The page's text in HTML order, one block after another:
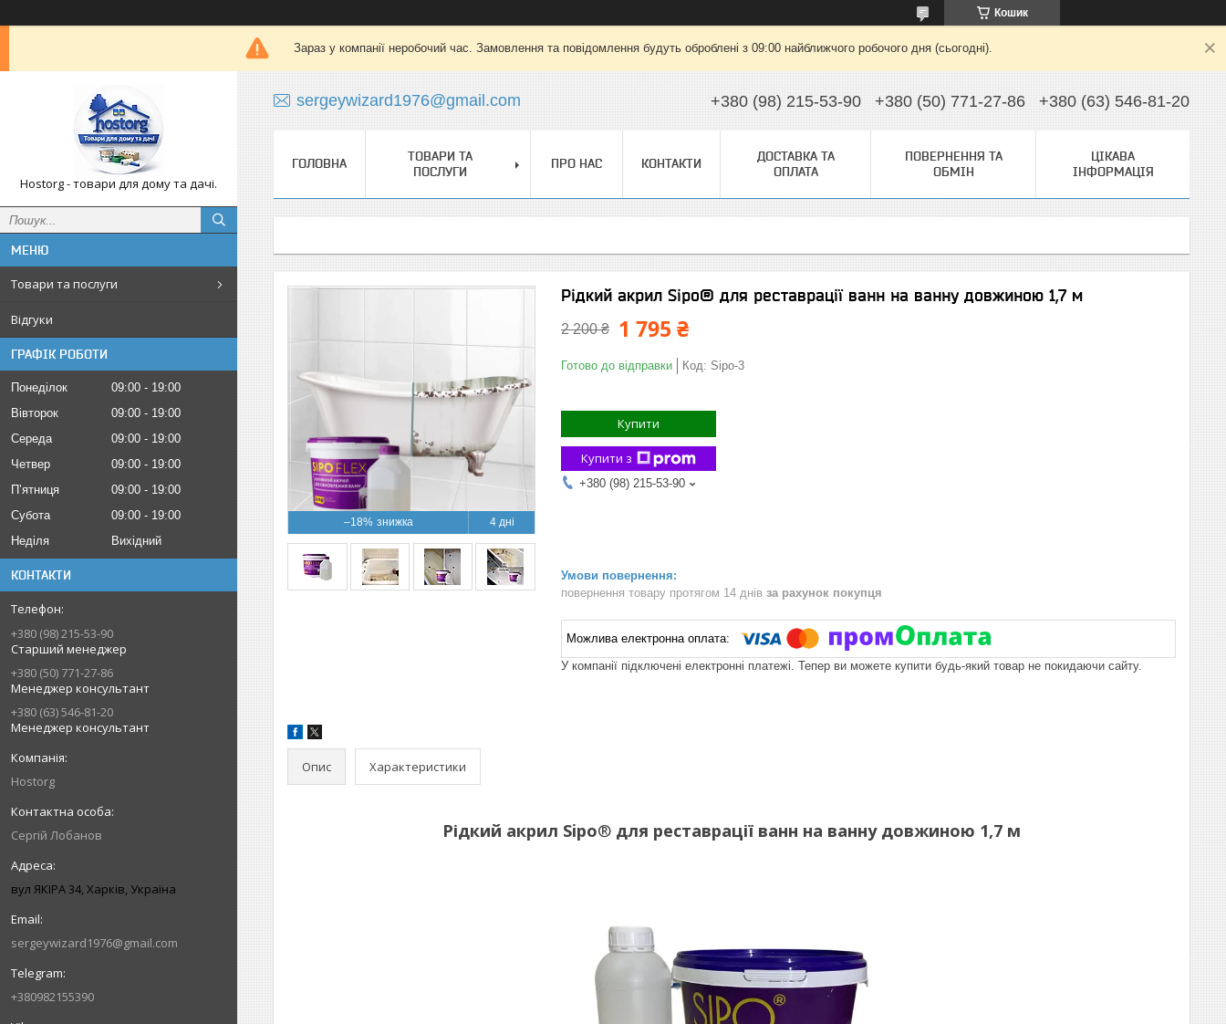
Кошик
Зараз у компанії неробочий час. Замовлення та повідомлення будуть оброблені з 09:00 найближчого робочого дня (сьогодні).
Hostorg - товари для дому та дачі.
Товари та послуги
Відгуки
ГРАФІК РОБОТИ
Понеділок 09:00
19:00
Вівторок
09:00
19:00
Середа
09:00
19:00
Четвер
09:00
19:00
Пʼятниця
09:00
19:00
Субота
09:00
19:00
Неділя
Вихідний
КОНТАКТИ
+380 (98) 215-53-90
Старший менеджер
+380 (50) 771-27-86
Менеджер консультант
+380 (63) 546-81-20
Менеджер консультант
Hostorg
Сергій Лобанов
вул ЯКІРА 34, Харків, Україна
sergeywizard1976@gmail.com
+380982155390
sergeywizard1976@gmail.com +380 (98) 215-53-90 +380 (50) 771-27-86 +380 (63) 546-81-20
ГОЛОВНА
ТОВАРИ ТА
ПОСЛУГИ
ПРО НАС КОНТАКТИ
ДОСТАВКА ТА
ОПЛАТА
ПОВЕРНЕННЯ ТА
ОБМІН
ЦІКАВА
ІНФОРМАЦІЯ
–18% 4 дні
Рідкий акрил Sipo® для реставрації ванн на ванну довжиною 1,7 м
2 200 ₴ 1 795 ₴
Готово до відправки Код: Sipo-3
Купити
Купити з
+380 (98) 215-53-90
повернення товару протягом 14 днів за рахунок покупця
У компанії підключені електронні платежі. Тепер ви можете купити будь-який товар не покидаючи сайту.
Опис Характеристики
Рідкий акрил Sipo® для реставрації ванн на ванну довжиною 1,7 м